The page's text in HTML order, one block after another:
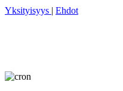
Yksityisyys | Ehdot